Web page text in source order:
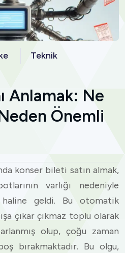
Teknik
Anlamak: Ne
Önemli
konser bileti satın almak,
varlığı nedeniyle
geldi. Bu otomatik
çıkar çıkmaz toplu olarak
olup, çoğu zaman
bırakmaktadır. Bu olgu,